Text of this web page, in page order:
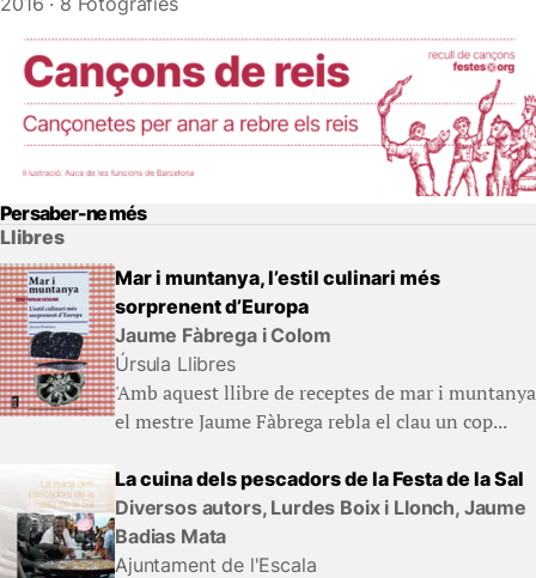
Per saber-ne més
Llibres
Mar i muntanya, l’estil culinari més
sorprenent d’Europa
Jaume Fàbrega i Colom
Úrsula Llibres
'Amb aquest llibre de receptes de mar i muntanya
el mestre Jaume Fàbrega rebla el clau un cop...
La cuina dels pescadors de la Festa de la Sal
Diversos autors, Lurdes Boix i Llonch, Jaume
Badias Mata
Ajuntament de l'Escala